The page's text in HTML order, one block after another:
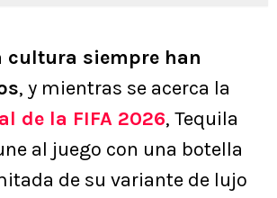
cultura siempre han
, y mientras se acerca la
de la FIFA 2026, Tequila
al juego con una botella
de su variante de lujo